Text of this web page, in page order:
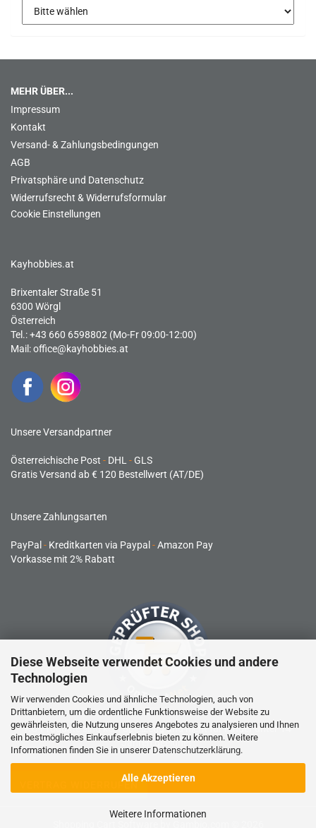
Diese Webseite verwendet Cookies und andere
Technologien
Wir verwenden Cookies und ähnliche Technologien, auch von
Drittanbietern, um die ordentliche Funktionsweise der Website zu
gewährleisten, die Nutzung unseres Angebotes zu analysieren und Ihnen
ein bestmögliches Einkaufserlebnis bieten zu können. Weitere
Informationen finden Sie in unserer Datenschutzerklärung.
Alle Akzeptieren
Weitere Informationen
MEHR ÜBER...
Impressum
Kontakt
Versand- & Zahlungsbedingungen
AGB
Privatsphäre und Datenschutz
Widerrufsrecht & Widerrufsformular
Cookie Einstellungen
Kayhobbies.at
Brixentaler Straße 51
6300 Wörgl
Österreich
Tel.: +43 660 6598802 (Mo-Fr 09:00-12:00)
Mail:office@kayhobbies.at
Unsere Versandpartner
Österreichische Post - DHL -GLS
Gratis Versand ab € 120 Bestellwert (AT/DE)
Unsere Zahlungsarten
PayPal - Kreditkarten via Paypal -Amazon Pay
Vorkasse mit 2% Rabatt
RC-Produkte sind kein Spielzeug und nicht für Kinder unter 14
Jahren geeignet.
VERTRAG WIDERRUFEN